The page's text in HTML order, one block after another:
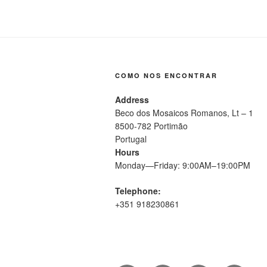
COMO NOS ENCONTRAR
Address
Beco dos Mosaicos Romanos, Lt – 1
8500-782 Portimão
Portugal
Hours
Monday—Friday: 9:00AM–19:00PM
Telephone:
+351 918230861